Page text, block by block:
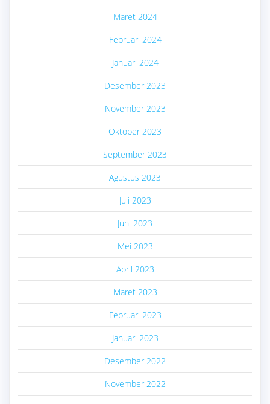
Maret 2024
Februari 2024
Januari 2024
Desember 2023
November 2023
Oktober 2023
September 2023
Agustus 2023
Juli 2023
Juni 2023
Mei 2023
April 2023
Maret 2023
Februari 2023
Januari 2023
Desember 2022
November 2022